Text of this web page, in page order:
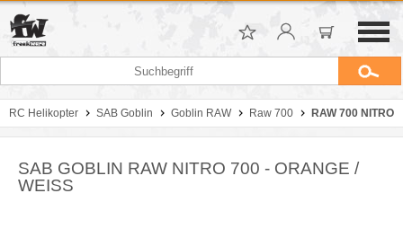
RC Helikopter SAB Goblin Goblin RAW Raw 700 RAW 700 NITRO
SAB GOBLIN RAW NITRO 700 - ORANGE /
WEISS